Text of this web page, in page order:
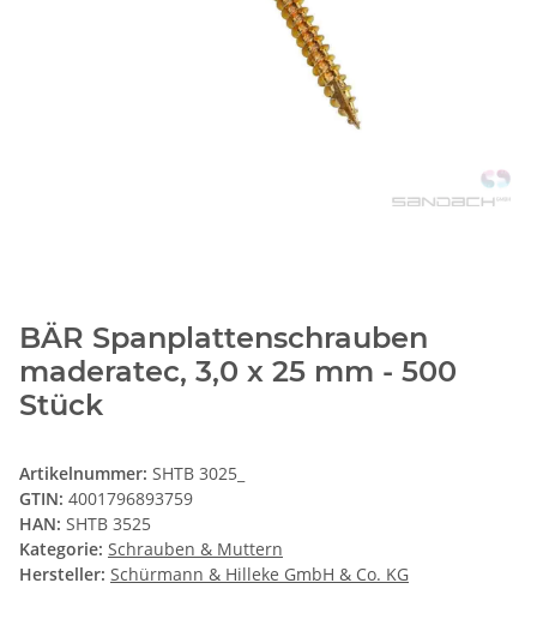
BÄR Spanplattenschrauben
maderatec, 3,0 x 25 mm - 500
Stück
Artikelnummer: SHTB 3025_
GTIN: 4001796893759
HAN: SHTB 3525
Kategorie: Schrauben & Muttern
Hersteller: Schürmann & Hilleke GmbH & Co. KG